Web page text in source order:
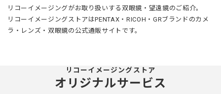
リコーイメージングがお取り扱いする双眼鏡・望遠鏡のご紹介。
リコーイメージングストアはPENTAX・RICOH・GRブランドのカメ
ラ・レンズ・双眼鏡の公式通販サイトです。
リコーイメージングストア
オリジナルサービス